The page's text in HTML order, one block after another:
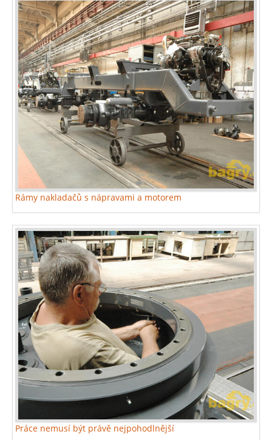
Rámy nakladačů s nápravami a motorem
Práce nemusí být právě nejpohodlnější